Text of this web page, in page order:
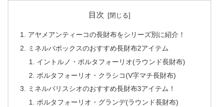
目次
アヤメアンティーコの長財布をシリーズ別に紹介！
ミネルバボックスのおすすめ長財布2アイテム
イントルノ・ポルタフォーリオ(ラウンド長財布)
ポルタフォーリオ・クラシコ(V字マチ長財布)
ミネルバリスシオのおすすめ長財布3アイテム！
ポルタフォーリオ・グランデ(ラウンド長財布)